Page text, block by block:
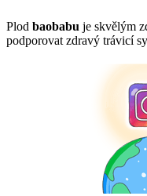
Plod baobabu je skvělým
podporovat zdravý trávicí